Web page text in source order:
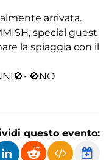
arrivata.
special guest
la spiaggia con il
🚫NO
questo evento: